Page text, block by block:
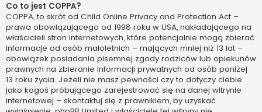
Co to jest COPPA?
COPPA, to skrót od Child Online Privacy and Protection Act –
prawa obowiązującego od 1998 roku w USA, nakładającego na
właścicieli stron internetowych, które potencjalnie mogą zbierać
informacje od osób małoletnich – mających mniej niż 13 lat –
obowiązek posiadania pisemnej zgody rodziców lub opiekunów
prawnych na zbieranie informacji prywatnych od osób poniżej
13 roku życia. Jeżeli nie masz pewności czy to dotyczy ciebie
jako kogoś próbującego zarejestrować się na danej witrynie
internetowej – skontaktuj się z prawnikiem, by uzyskać